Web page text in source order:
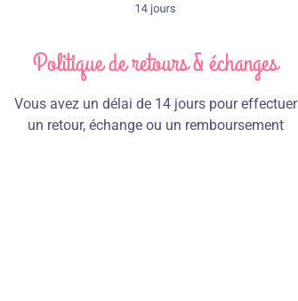
Politique de retours & échanges
Vous avez un délai de 14 jours pour effectuer
un retour, échange ou un remboursement